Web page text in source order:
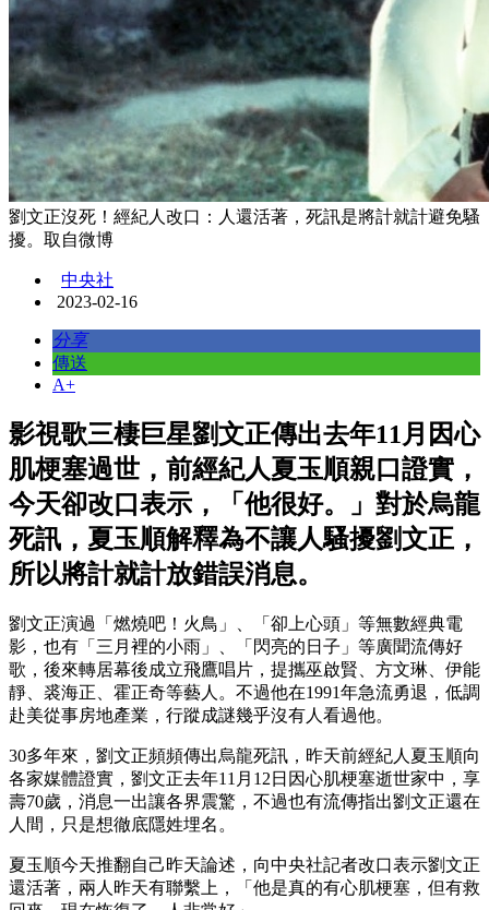
劉文正沒死！經紀人改口：人還活著，死訊是將計就計避免騷
擾。取自微博
中央社
2023-02-16
分享
傳送
A+
影視歌三棲巨星劉文正傳出去年11月因心
肌梗塞過世，前經紀人夏玉順親口證實，
今天卻改口表示，「他很好。」對於烏龍
死訊，夏玉順解釋為不讓人騷擾劉文正，
所以將計就計放錯誤消息。
劉文正演過「燃燒吧！火鳥」、「卻上心頭」等無數經典電
影，也有「三月裡的小雨」、「閃亮的日子」等廣聞流傳好
歌，後來轉居幕後成立飛鷹唱片，提攜巫啟賢、方文琳、伊能
靜、裘海正、霍正奇等藝人。不過他在1991年急流勇退，低調
赴美從事房地產業，行蹤成謎幾乎沒有人看過他。
30多年來，劉文正頻頻傳出烏龍死訊，昨天前經紀人夏玉順向
各家媒體證實，劉文正去年11月12日因心肌梗塞逝世家中，享
壽70歲，消息一出讓各界震驚，不過也有流傳指出劉文正還在
人間，只是想徹底隱姓埋名。
夏玉順今天推翻自己昨天論述，向中央社記者改口表示劉文正
還活著，兩人昨天有聯繫上，「他是真的有心肌梗塞，但有救